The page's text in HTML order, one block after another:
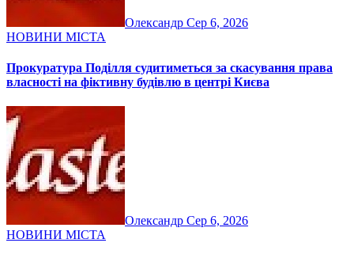
Олександр Сер 6, 2026
НОВИНИ МІСТА
Прокуратура Поділля судитиметься за скасування права
власності на фіктивну будівлю в центрі Києва
Олександр Сер 6, 2026
НОВИНИ МІСТА